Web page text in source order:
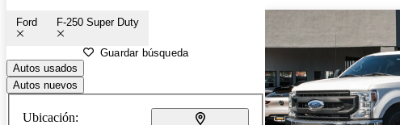
Ford F-250 Super Duty
Guardar búsqueda
Autos usados
Autos nuevos
Ubicación: